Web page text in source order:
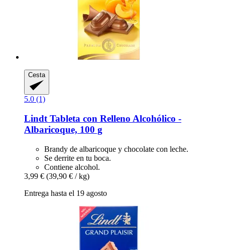
Cesta
5.0 (1)
Lindt Tableta con Relleno Alcohólico -​
Albaricoque, 100 g
Brandy de albaricoque y chocolate con leche.
Se derrite en tu boca.
Contiene alcohol.
3,99 € (39,90 € / kg)
Entrega hasta el 19 agosto